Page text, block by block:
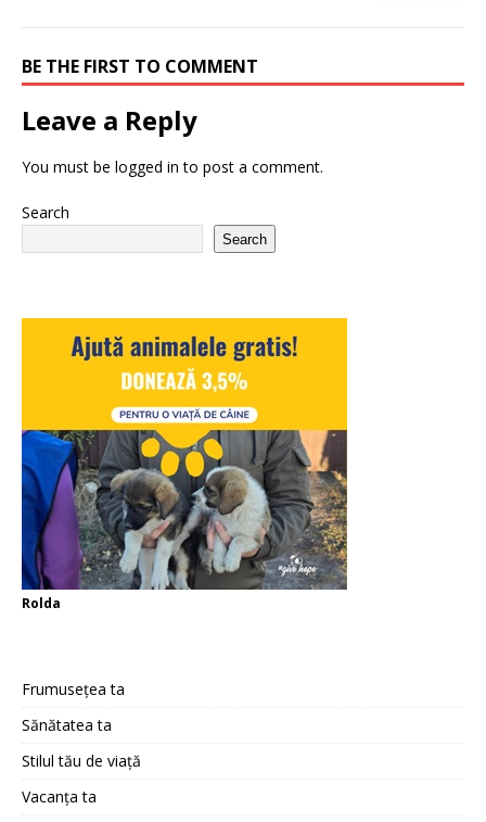
BE THE FIRST TO COMMENT
Leave a Reply
You must be logged in to post a comment.
Search
Search
Rolda
Frumusețea ta
Sănătatea ta
Stilul tău de viață
Vacanța ta